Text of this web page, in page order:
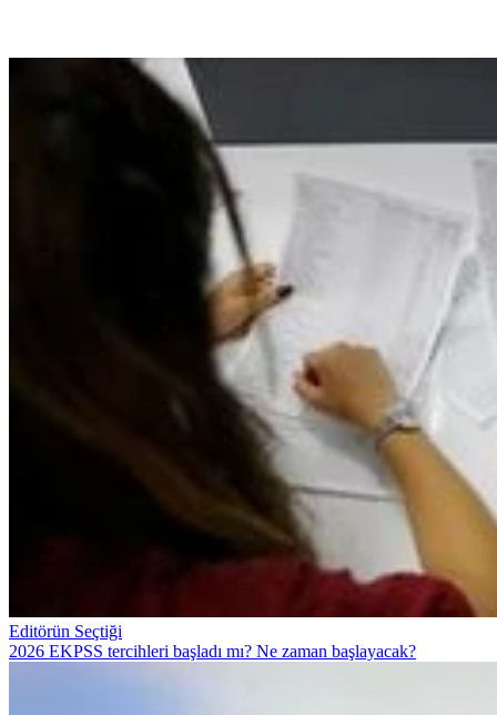
Editörün Seçtiği
2026 EKPSS tercihleri başladı mı? Ne zaman başlayacak?